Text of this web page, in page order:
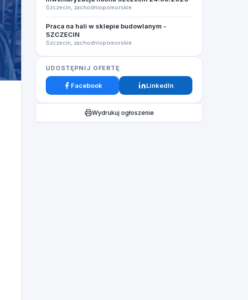
Szczecin, zachodniopomorskie
Praca na hali w sklepie budowlanym -
SZCZECIN
Szczecin, zachodniopomorskie
UDOSTĘPNIJ OFERTĘ
Facebook LinkedIn
Wydrukuj ogłoszenie